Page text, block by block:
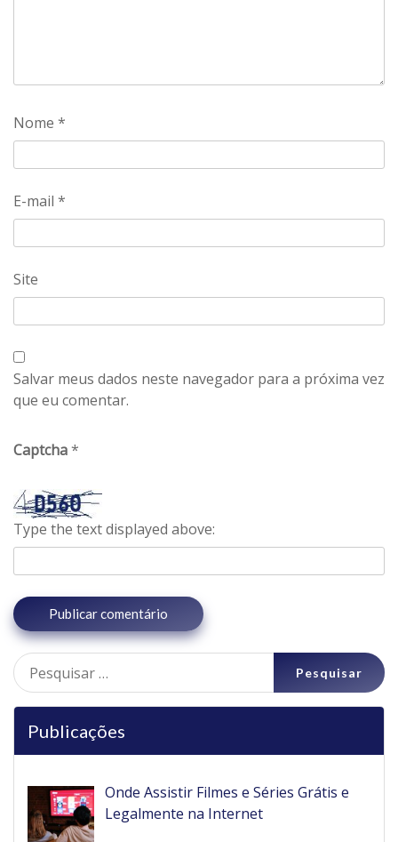
Nome *
E-mail *
Site
Salvar meus dados neste navegador para a próxima vez
que eu comentar.
Captcha*
Type the text displayed above:
Pesquisar
por:
Publicações
Onde Assistir Filmes e Séries Grátis e
Legalmente na Internet